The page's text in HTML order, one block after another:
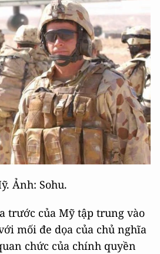
Ảnh: Sohu.
trước của Mỹ tập trung vào
mối đe dọa của chủ nghĩa
chức của chính quyền